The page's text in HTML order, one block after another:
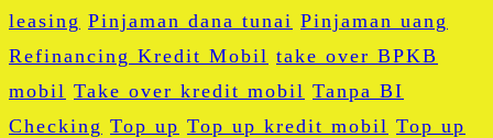
leasing Pinjaman dana tunai Pinjaman uang
Refinancing Kredit Mobil take over BPKB
mobil Take over kredit mobil Tanpa BI
Checking Top up Top up kredit mobil Top up